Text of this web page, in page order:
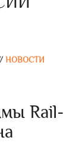
НОВОСТИ
Rail-